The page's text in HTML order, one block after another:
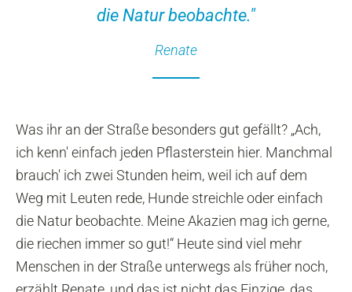
die Natur beobachte."
Renate
Was ihr an der Straße besonders gut gefällt? „Ach,
ich kenn' einfach jeden Pflasterstein hier. Manchmal
brauch' ich zwei Stunden heim, weil ich auf dem
Weg mit Leuten rede, Hunde streichle oder einfach
die Natur beobachte. Meine Akazien mag ich gerne,
die riechen immer so gut!“ Heute sind viel mehr
Menschen in der Straße unterwegs als früher noch,